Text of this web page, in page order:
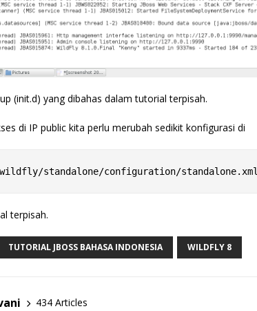
(init.d) yang dibahas dalam tutorial terpisah.
di IP public kita perlu merubah sedikit konfigurasi di
standalone/configuration/standalone.xml
terpisah.
TUTORIAL JBOSS BAHASA INDONESIA WILDFLY 8
434 Articles